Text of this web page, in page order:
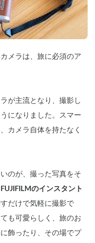
メラは、旅に必須のア
が主流となり、撮影し
になりました。スマー
カメラ自体を持たなく
のが、撮った写真をそ
FUJIFILMのインスタント
だけで気軽に撮影で
も可愛らしく、旅のお
飾ったり、その場でプ